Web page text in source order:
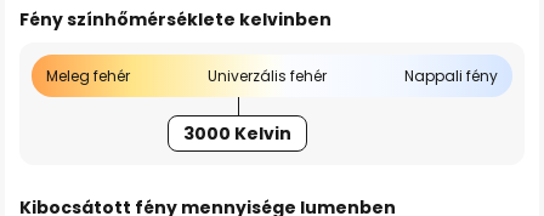
Fény színhőmérséklete kelvinben
Meleg fehér Univerzális fehér Nappali fény
3000 Kelvin
Kibocsátott fény mennyisége lumenben